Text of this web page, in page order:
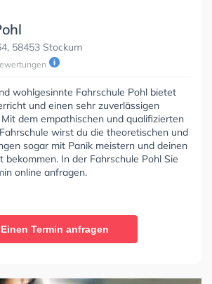
58453 Stockum
wohlgesinnte Fahrschule Pohl bietet
und einen sehr zuverlässigen
dem empathischen und qualifizierten
wirst du die theoretischen und
sogar mit Panik meistern und deinen
bekommen. In der Fahrschule Pohl Sie
online anfragen.
Einen Termin anfragen